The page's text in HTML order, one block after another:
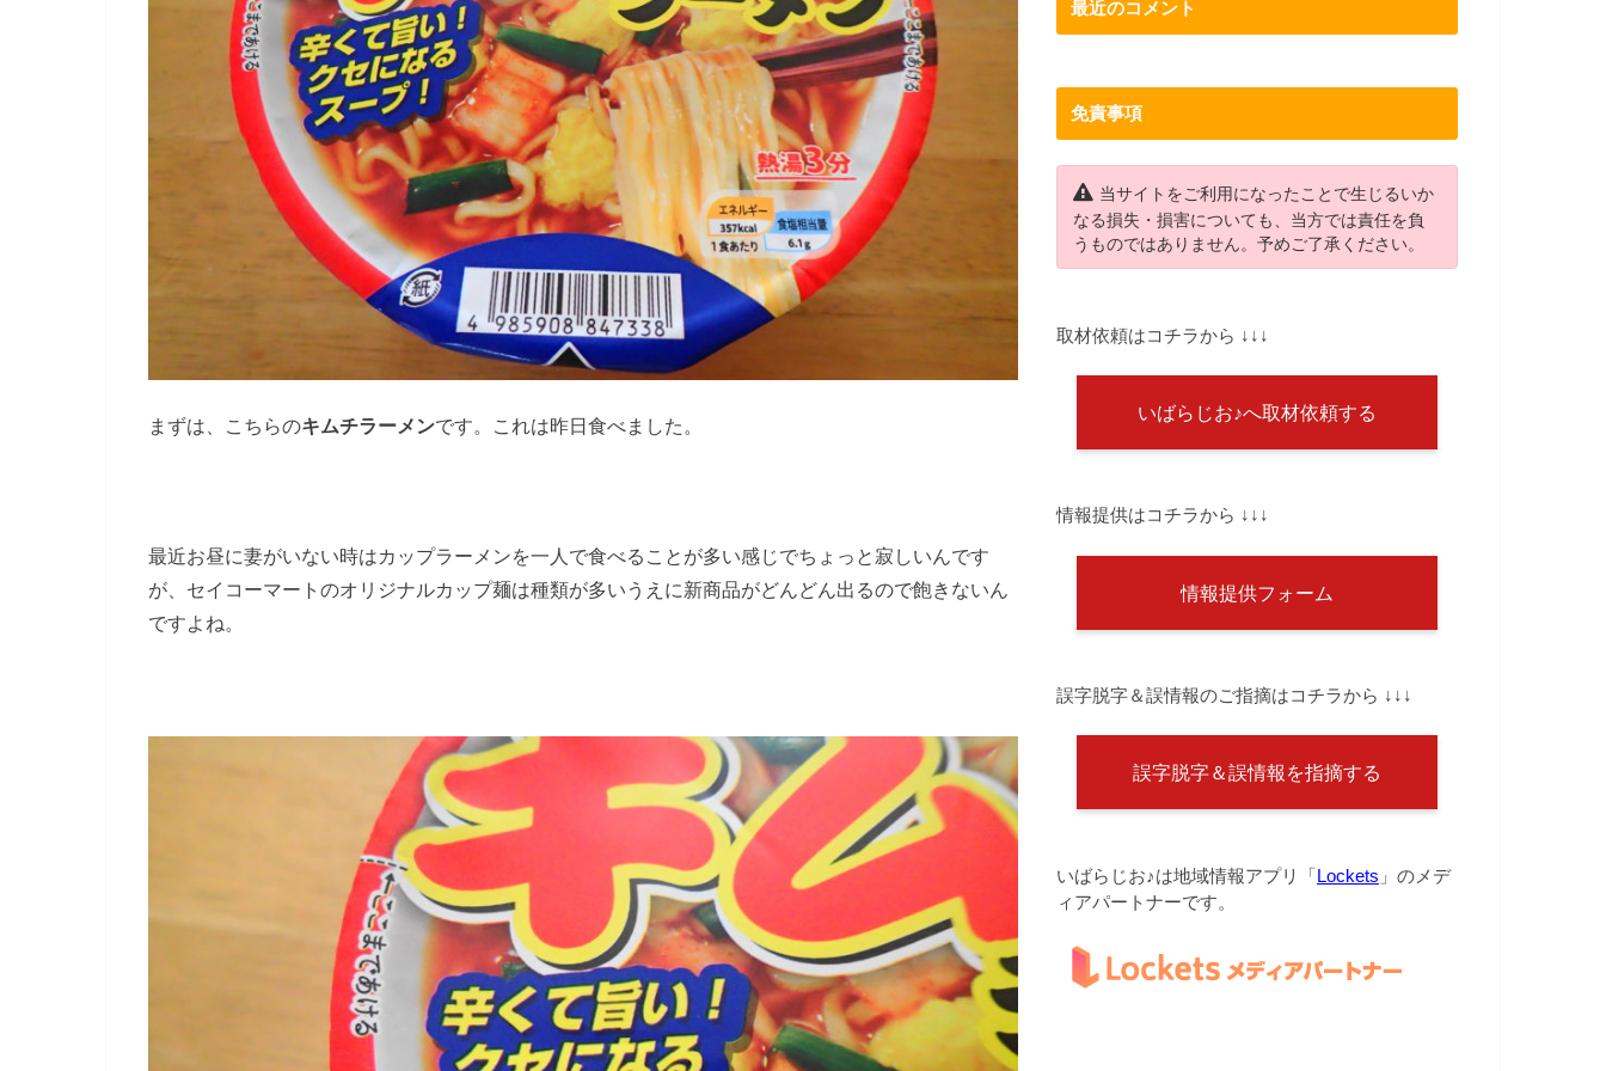
まずは、こちらのキムチラーメンです。これは昨日食べました。
最近お昼に妻がいない時はカップラーメンを一人で食べることが多い感じでちょっと寂しいんです
が、セイコーマートのオリジナルカップ麺は種類が多いうえに新商品がどんどん出るので飽きないん
ですよね。
最近のコメント
免責事項
当サイトをご利用になったことで生じるいか
なる損失・損害についても、当方では責任を負
うものではありません。予めご了承ください。
取材依頼はコチラから ↓↓↓
いばらじお♪へ取材依頼する
情報提供はコチラから ↓↓↓
情報提供フォーム
誤字脱字＆誤情報のご指摘はコチラから ↓↓↓
誤字脱字＆誤情報を指摘する
いばらじお♪は地域情報アプリ「 Lockets 」のメデ
ィアパートナーです。